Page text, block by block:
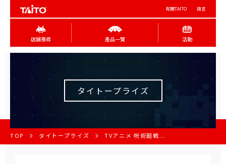
有關TAITO 語言
店舖搜尋 產品一覽 活動
タイトープライズ
TOP タイトープライズ TVアニメ 呪術廻戦...